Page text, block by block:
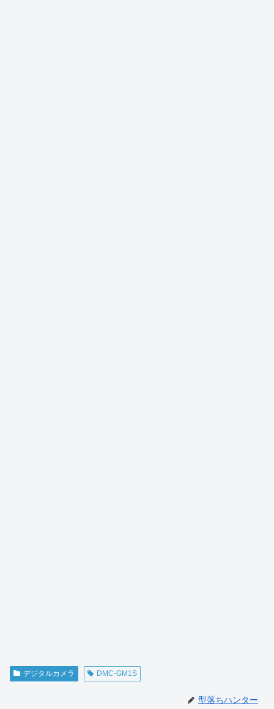
デジタルカメラ DMC-GM1S
型落ちハンター